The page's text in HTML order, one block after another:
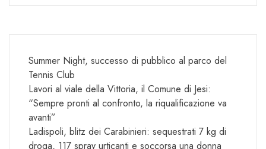
Summer Night, successo di pubblico al parco del
Tennis Club
Lavori al viale della Vittoria, il Comune di Jesi:
“Sempre pronti al confronto, la riqualificazione va
avanti”
Ladispoli, blitz dei Carabinieri: sequestrati 7 kg di
droga, 117 spray urticanti e soccorsa una donna